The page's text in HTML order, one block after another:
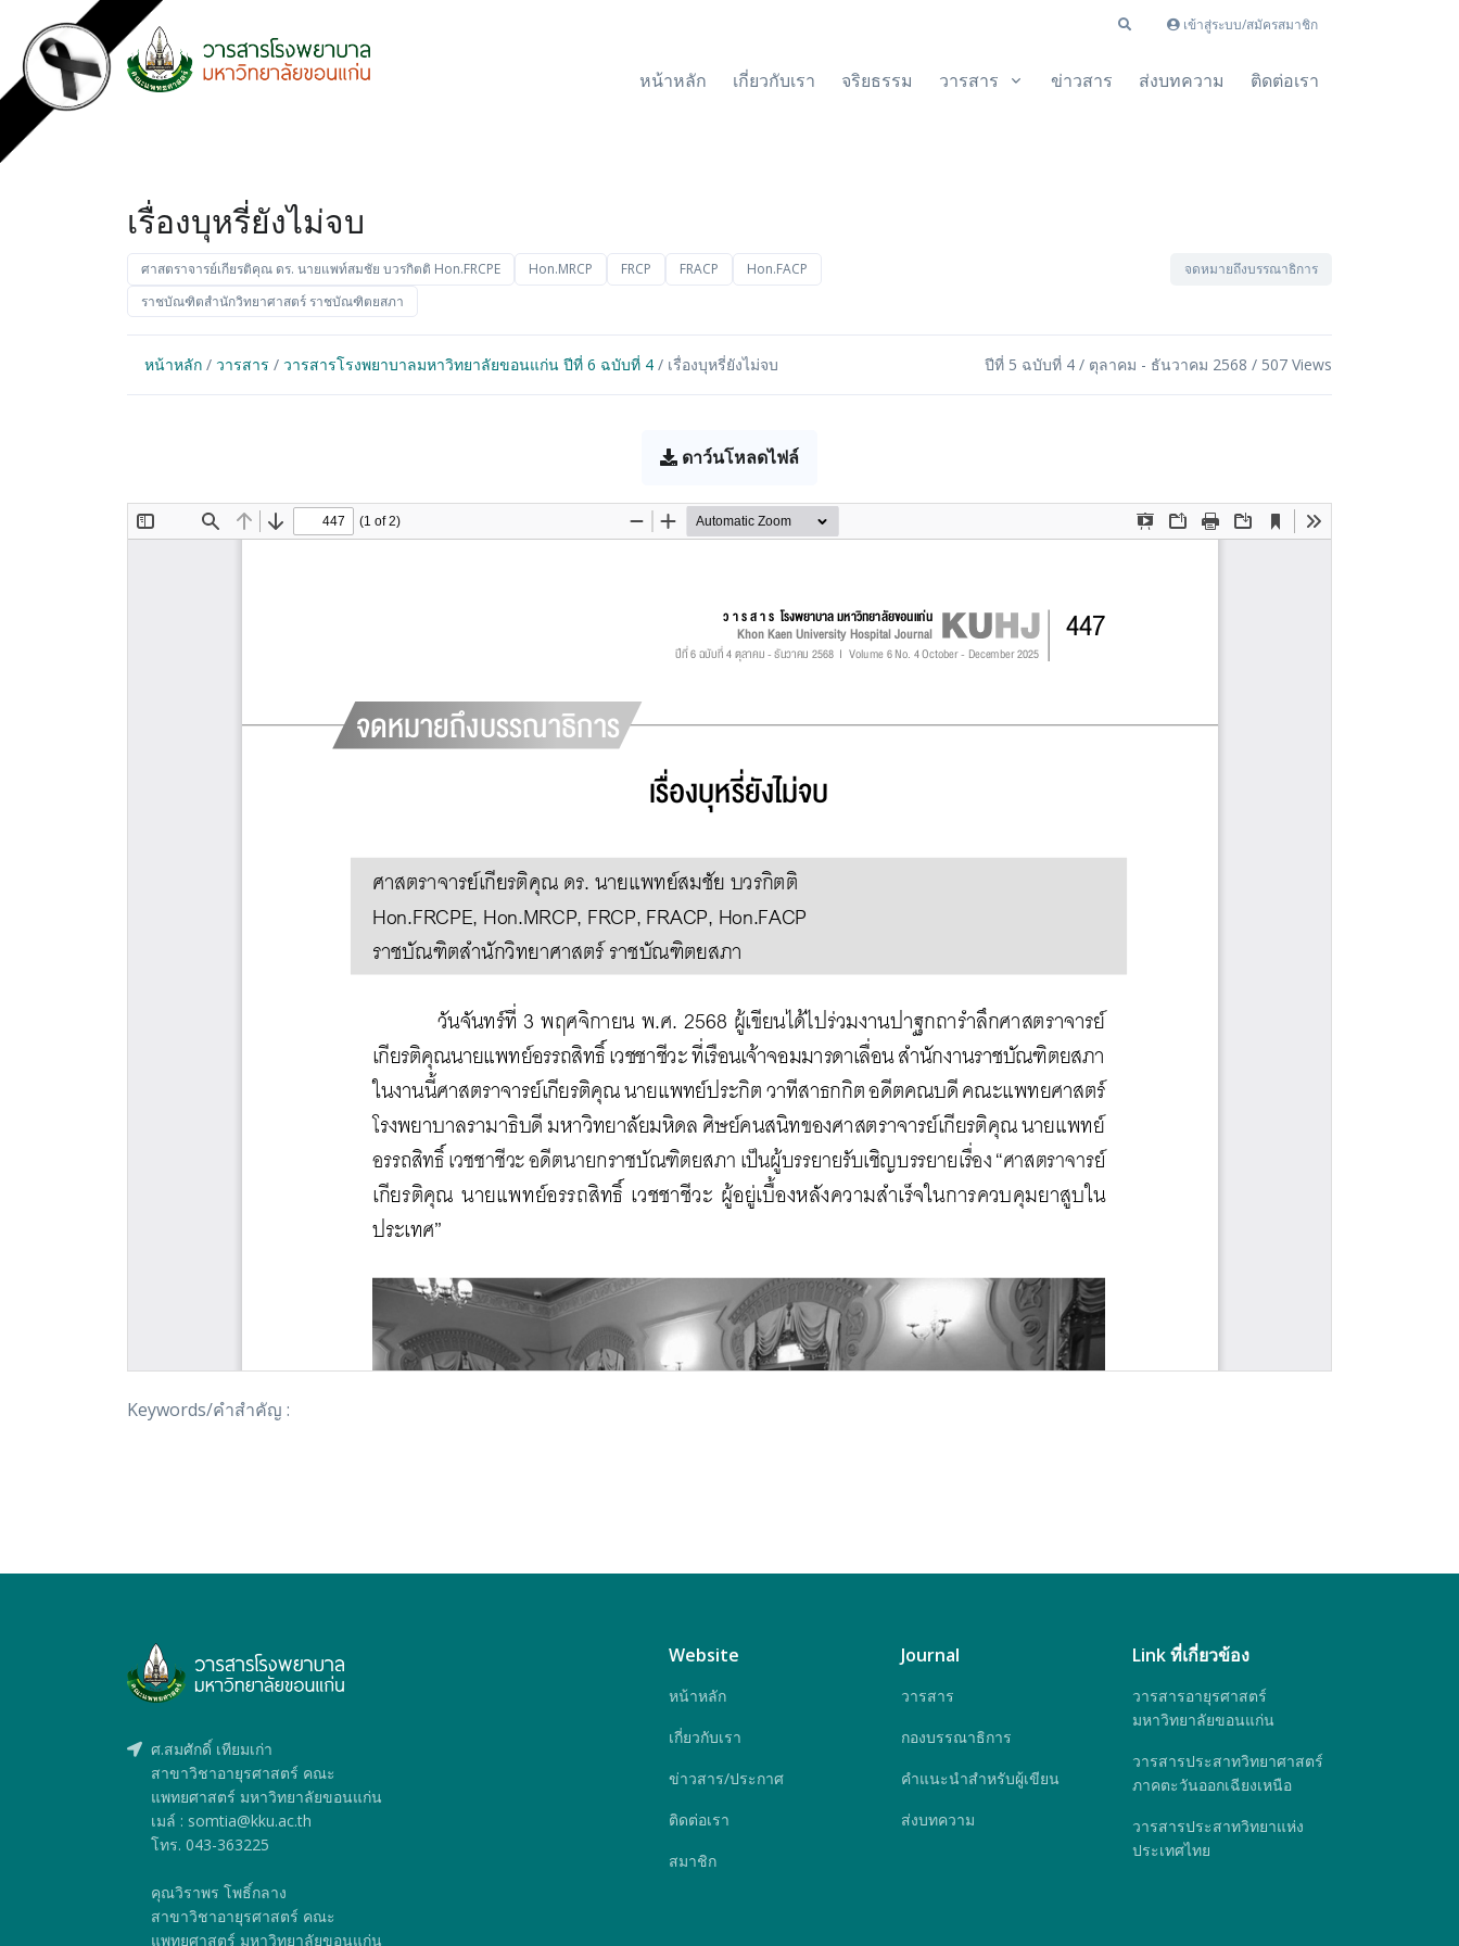
เข้าสู่ระบบ/สมัครสมาชิก
หน้าหลัก เกี่ยวกับเรา จริยธรรม วารสาร ข่าวสาร ส่งบทความ ติดต่อเรา
เรื่องบุหรี่ยังไม่จบ
ศาสตราจารย์เกียรติคุณ ดร. นายแพท์สมชัย บวรกิตติ Hon.FRCPE Hon.MRCP FRCP FRACP
Hon.FACP
ราชบัณฑิตสำนักวิทยาศาสตร์ ราชบัณฑิตยสภา
จดหมายถึงบรรณาธิการ
หน้าหลัก / วารสาร / วารสารโรงพยาบาลมหาวิทยาลัยขอนแก่น ปีที่ 6 ฉบับที่ 4 / เรื่องบุหรี่ยังไม่จบ ปีที่ 5 ฉบับที่ 4 / ตุลาคม - ธันวาคม 2568 / 507 Views
ดาว์นโหลดไฟล์
Keywords/คำสำคัญ :
ศ.สมศักดิ์ เทียมเก่า
สาขาวิชาอายุรศาสตร์ คณะ
แพทยศาสตร์ มหาวิทยาลัยขอนแก่น
เมล์ : somtia@kku.ac.th
โทร. 043-363225
คุณวิราพร โพธิ์กลาง
สาขาวิชาอายุรศาสตร์ คณะ
แพทยศาสตร์ มหาวิทยาลัยขอนแก่น
Website
หน้าหลัก
เกี่ยวกับเรา
ข่าวสาร/ประกาศ
ติดต่อเรา
สมาชิก
Journal
วารสาร
กองบรรณาธิการ
คำแนะนำสำหรับผู้เขียน
ส่งบทความ
Link ที่เกี่ยวข้อง
วารสารอายุรศาสตร์
มหาวิทยาลัยขอนแก่น
วารสารประสาทวิทยาศาสตร์
ภาคตะวันออกเฉียงเหนือ
วารสารประสาทวิทยาแห่ง
ประเทศไทย